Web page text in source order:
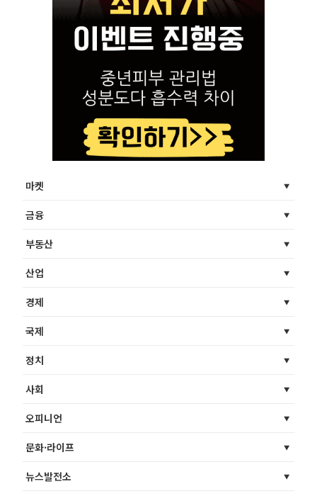
마켓
금융
부동산
산업
경제
국제
정치
사회
오피니언
문화·라이프
뉴스발전소